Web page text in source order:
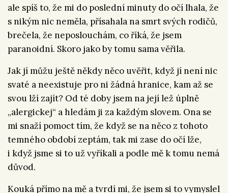
ale spíš to, že mi do poslední minuty do očí lhala, že
s nikým nic neměla, přísahala na smrt svých rodičů,
brečela, že neposlouchám, co říká, že jsem
paranoidní. Skoro jako by tomu sama věřila.
Jak jí můžu ještě někdy něco uvěřit, když jí není nic
svaté a neexistuje pro ni žádná hranice, kam až se
svou lží zajít? Od té doby jsem na její lež úplně
„alergickej“ a hledám ji za každým slovem. Ona se
mi snaží pomoct tím, že když se na něco z tohoto
temného období zeptám, tak mi zase do očí lže,
i když jsme si to už vyříkali a podle mě k tomu nemá
důvod.
Kouká přímo na mě a tvrdí mi, že jsem si to vymyslel